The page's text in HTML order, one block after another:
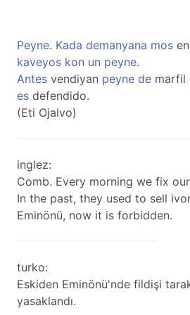
Peyne. Kada demanyana mos
kaveyos kon un peyne.
Antes vendiyan peyne de marfil
es defendido.
(Eti Ojalvo)
inglez:
Comb. Every morning we fix
In the past, they used to sell
Eminönü, now it is forbidden.
turko:
Eskiden Eminönü'nde fildişi
yasaklandı.